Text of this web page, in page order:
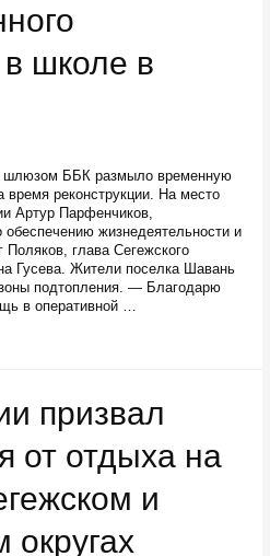
школе в
шлюзом ББК размыло временную
время реконструкции. На место
Артур Парфенчиков,
обеспечению жизнедеятельности и
Поляков, глава Сегежского
Гусева. Жители поселка Шавань
подтопления. — Благодарю
в оперативной …
призвал
от отдыха на
и